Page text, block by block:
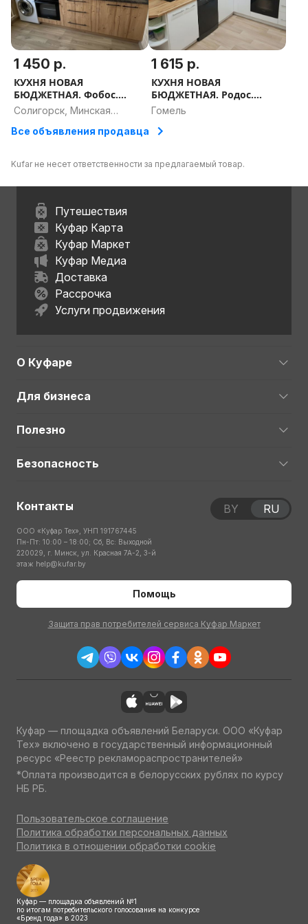
1 450 р.
КУХНЯ НОВАЯ
БЮДЖЕТНАЯ. Фобос.
РАССРОЧКА, ДОСТАВКА,
ПРОЕКТ В ПОДАРОК
Солигорск, Минская
1 615 р.
КУХНЯ НОВАЯ
БЮДЖЕТНАЯ. Родос.
РАССРОЧКА, ДОСТАВКА,
Гомель
Все объявления продавца
Kufar не несет ответственности за предлагаемый товар.
Путешествия
Куфар Карта
Куфар Маркет
Куфар Медиа
Доставка
Рассрочка
Услуги продвижения
О Куфаре
Для бизнеса
Полезно
Безопасность
Контакты
ООО «Куфар Тех», УНП 191767445
Пн-Пт: 10:00 – 18:00; Сб, Вс: Выходной
220029, г. Минск, ул. Красная 7А-2, 3-й
этаж help@kufar.by
Помощь
Защита прав потребителей сервиса Куфар Маркет
BY RU
Куфар — площадка объявлений Беларуси. ООО «Куфар
Тех» включено в государственный информационный
ресурс «Реестр рекламораспространителей»
*Оплата производится в белорусских рублях по курсу
НБ РБ.
Пользовательское соглашение
Политика обработки персональных данных
Политика в отношении обработки cookie
Куфар — площадка объявлений №1
по итогам потребительского голосования на конкурсе
«Бренд года» в 2023